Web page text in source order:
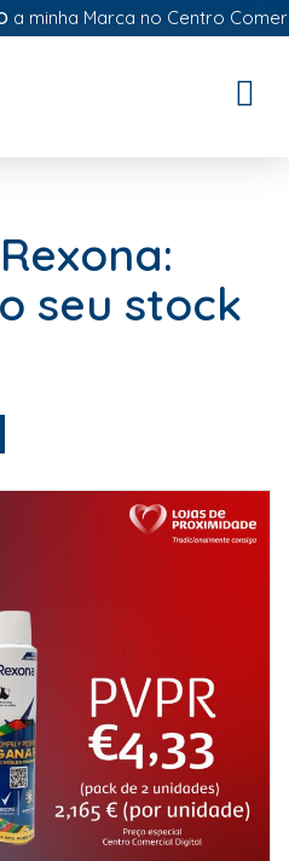
minha Marca no Centro
seu stock